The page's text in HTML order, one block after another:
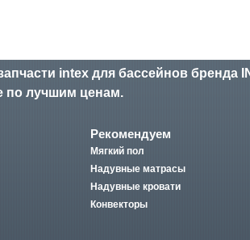
intex для бассейнов бренда
по лучшим ценам.
Рекомендуем
Мягкий пол
Надувные матрасы
Надувные кровати
Конвекторы